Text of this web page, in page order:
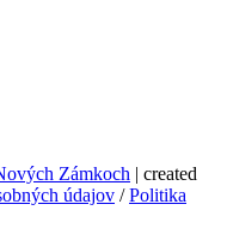
Zámkoch | created
údajov /Politika